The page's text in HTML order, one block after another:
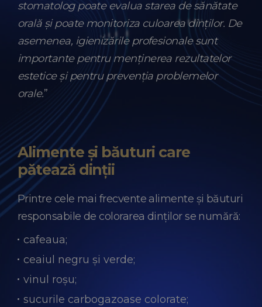
stomatolog poate evalua starea de sănătate
orală și poate monitoriza culoarea dinților. De
asemenea, igienizările profesionale sunt
importante pentru menținerea rezultatelor
estetice și pentru prevenția problemelor
orale.”
Alimente și băuturi care
pătează dinții
Printre cele mai frecvente alimente și băuturi
responsabile de colorarea dinților se numără:
cafeaua;
ceaiul negru și verde;
vinul roșu;
sucurile carbogazoase colorate;